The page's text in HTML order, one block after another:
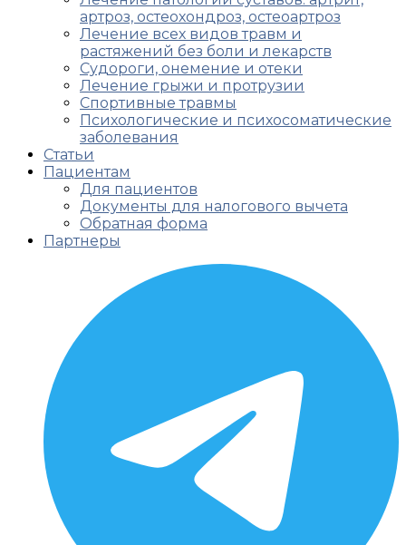
артроз, остеохондроз, остеоартроз
Лечение всех видов травм и
растяжений без боли и лекарств
Судороги, онемение и отеки
Лечение грыжи и протрузии
Спортивные травмы
Психологические и психосоматические
заболевания
Статьи
Пациентам
Для пациентов
Документы для налогового вычета
Обратная форма
Партнеры